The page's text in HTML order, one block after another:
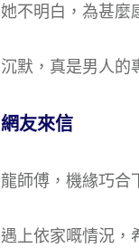
她不明白，為甚麼
沉默，真是男人的
網友來信
龍師傅，機緣巧合
遇上依家嘅情況，